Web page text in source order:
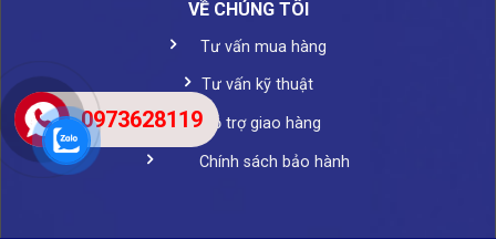
VỀ CHÚNG TÔI
Tư vấn mua hàng
Tư vấn kỹ thuật
Hỗ trợ giao hàng
Chính sách bảo hành
0973628119